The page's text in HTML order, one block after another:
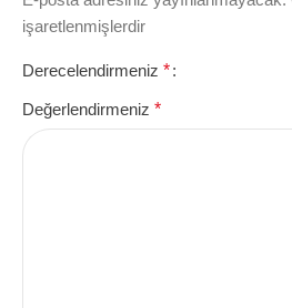
işaretlenmişlerdir
Derecelendirmeniz *
Değerlendirmeniz *